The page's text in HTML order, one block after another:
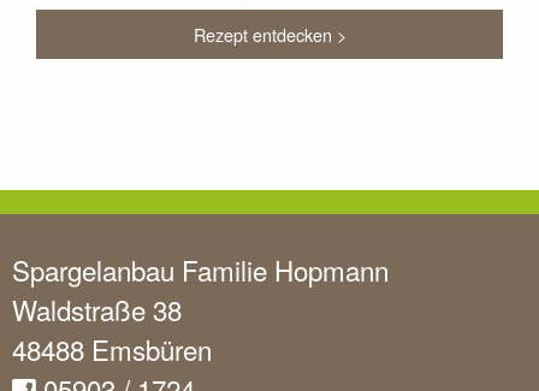
Rezept entdecken >
Spargelanbau Familie Hopmann
Waldstraße 38
48488 Emsbüren